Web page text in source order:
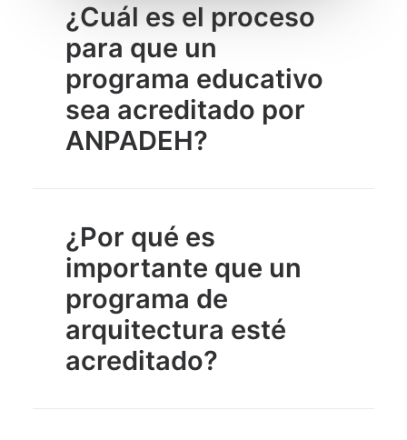
¿Cuál es el proceso
para que un
programa educativo
sea acreditado por
ANPADEH?
¿Por qué es
importante que un
programa de
arquitectura esté
acreditado?